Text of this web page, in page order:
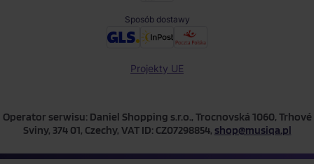
Sposób dostawy
Projekty UE
Operator serwisu: Daniel Shopping s.r.o., Trocnovská 1060, Trhové
Sviny, 374 01, Czechy, VAT ID: CZ07298854, shop@musiqa.pl